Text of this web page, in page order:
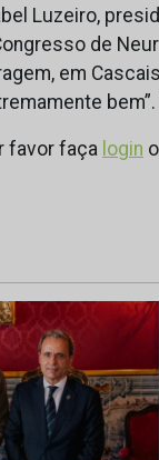
Luzeiro,
de
em
favor faça login